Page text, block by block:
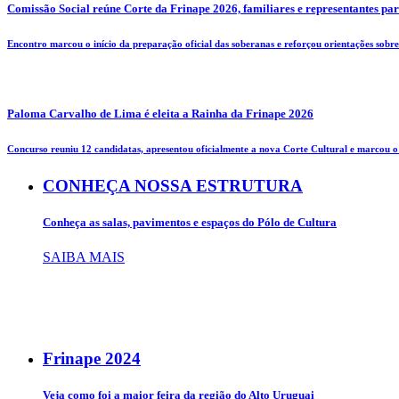
Comissão Social reúne Corte da Frinape 2026, familiares e representantes
Encontro marcou o início da preparação oficial das soberanas e reforçou orientações
Paloma Carvalho de Lima é eleita a Rainha da Frinape 2026
Concurso reuniu 12 candidatas, apresentou oficialmente a nova Corte Cultural e marcou
CONHEÇA NOSSA ESTRUTURA
Conheça as salas, pavimentos e espaços do Pólo de Cultura
SAIBA MAIS
Frinape 2024
Veja como foi a maior feira da região do Alto Uruguai